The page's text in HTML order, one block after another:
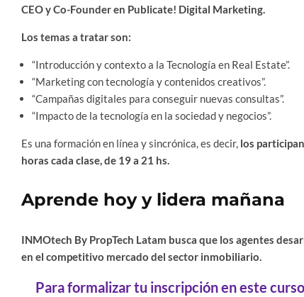
CEO y Co-Founder en Publicate! Digital Marketing.
Los temas a tratar son:
“Introducción y contexto a la Tecnología en Real Estate”.
“Marketing con tecnología y contenidos creativos”.
“Campañas digitales para conseguir nuevas consultas”.
“Impacto de la tecnología en la sociedad y negocios”.
Es una formación en línea y sincrónica, es decir, los
horas cada clase, de 19 a 21 hs.
Aprende hoy y lidera mañana
INMOtech By PropTech Latam busca que los agentes
en el competitivo mercado del sector inmobiliario.
Para formalizar tu inscripción en este